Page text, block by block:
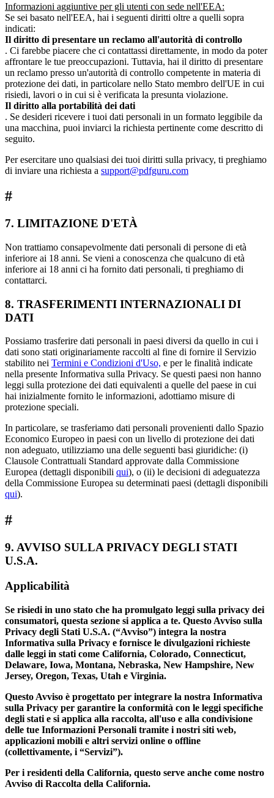
Informazioni aggiuntive per gli utenti con sede nell'EEA:
Se sei basato nell'EEA, hai i seguenti diritti oltre a quelli sopra
indicati:
Il diritto di presentare un reclamo all'autorità di controllo
. Ci farebbe piacere che ci contattassi direttamente, in modo da poter
affrontare le tue preoccupazioni. Tuttavia, hai il diritto di presentare
un reclamo presso un'autorità di controllo competente in materia di
protezione dei dati, in particolare nello Stato membro dell'UE in cui
risiedi, lavori o in cui si è verificata la presunta violazione.
Il diritto alla portabilità dei dati
. Se desideri ricevere i tuoi dati personali in un formato leggibile da
una macchina, puoi inviarci la richiesta pertinente come descritto di
seguito.
Per esercitare uno qualsiasi dei tuoi diritti sulla privacy, ti preghiamo
di inviare una richiesta a support@pdfguru.com
#
7. LIMITAZIONE D'ETÀ
Non trattiamo consapevolmente dati personali di persone di età
inferiore ai 18 anni. Se vieni a conoscenza che qualcuno di età
inferiore ai 18 anni ci ha fornito dati personali, ti preghiamo di
contattarci.
8. TRASFERIMENTI INTERNAZIONALI DI
DATI
Possiamo trasferire dati personali in paesi diversi da quello in cui i
dati sono stati originariamente raccolti al fine di fornire il Servizio
stabilito nei Termini e Condizioni d'Uso, e per le finalità indicate
nella presente Informativa sulla Privacy. Se questi paesi non hanno
leggi sulla protezione dei dati equivalenti a quelle del paese in cui
hai inizialmente fornito le informazioni, adottiamo misure di
protezione speciali.
In particolare, se trasferiamo dati personali provenienti dallo Spazio
Economico Europeo in paesi con un livello di protezione dei dati
non adeguato, utilizziamo una delle seguenti basi giuridiche: (i)
Clausole Contrattuali Standard approvate dalla Commissione
Europea (dettagli disponibili qui), o (ii) le decisioni di adeguatezza
della Commissione Europea su determinati paesi (dettagli disponibili
qui).
#
9. AVVISO SULLA PRIVACY DEGLI STATI
U.S.A.
Applicabilità
Se risiedi in uno stato che ha promulgato leggi sulla privacy dei
consumatori, questa sezione si applica a te. Questo Avviso sulla
Privacy degli Stati U.S.A. (“Avviso”) integra la nostra
Informativa sulla Privacy e fornisce le divulgazioni richieste
dalle leggi in stati come California, Colorado, Connecticut,
Delaware, Iowa, Montana, Nebraska, New Hampshire, New
Jersey, Oregon, Texas, Utah e Virginia.
Questo Avviso è progettato per integrare la nostra Informativa
sulla Privacy per garantire la conformità con le leggi specifiche
degli stati e si applica alla raccolta, all'uso e alla condivisione
delle tue Informazioni Personali tramite i nostri siti web,
applicazioni mobili e altri servizi online o offline
(collettivamente, i “Servizi”).
Per i residenti della California, questo serve anche come nostro
Avviso di Raccolta della California.